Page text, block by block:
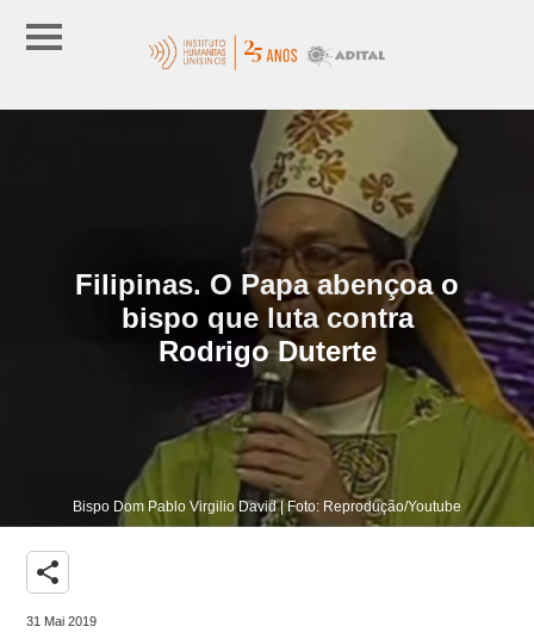
Filipinas. O Papa abençoa o
bispo que luta contra
Rodrigo Duterte
Bispo Dom Pablo Virgilio David | Foto: Reprodução/Youtube
share
31 Mai 2019